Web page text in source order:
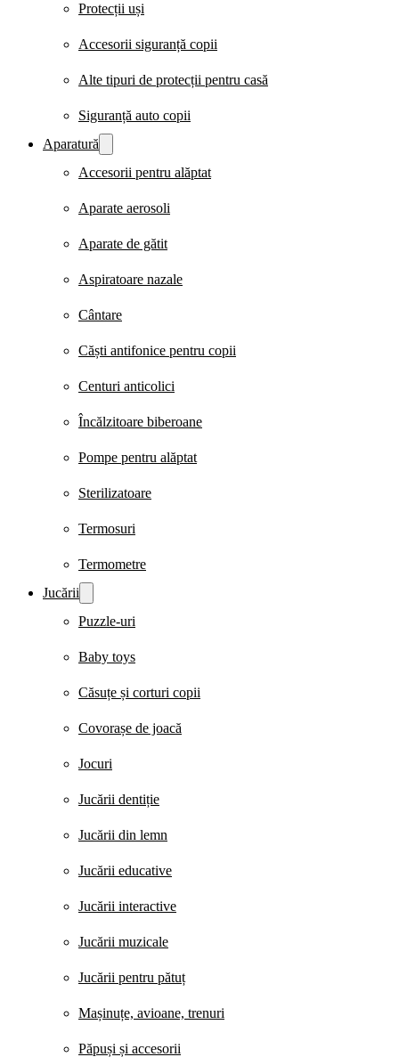
Protecții uși
Accesorii siguranță copii
Alte tipuri de protecții pentru casă
Siguranță auto copii
Aparatură
Accesorii pentru alăptat
Aparate aerosoli
Aparate de gătit
Aspiratoare nazale
Cântare
Căști antifonice pentru copii
Centuri anticolici
Încălzitoare biberoane
Pompe pentru alăptat
Sterilizatoare
Termosuri
Termometre
Jucării
Puzzle-uri
Baby toys
Căsuțe și corturi copii
Covorașe de joacă
Jocuri
Jucării dentiție
Jucării din lemn
Jucării educative
Jucării interactive
Jucării muzicale
Jucării pentru pătuț
Mașinuțe, avioane, trenuri
Păpuși și accesorii